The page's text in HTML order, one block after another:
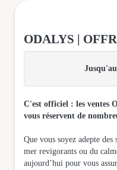
ODALYS |
C'est officiel : les ventes
vous réservent de
Que vous soyez adepte des
mer revigorants ou du
aujourd’hui pour vous